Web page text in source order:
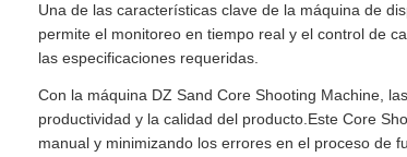
Una de las características clave de la máquina de
permite el monitoreo en tiempo real y el control de
las especificaciones requeridas.
Con la máquina DZ Sand Core Shooting Machine,
productividad y la calidad del producto.Este Core
manual y minimizando los errores en el proceso de